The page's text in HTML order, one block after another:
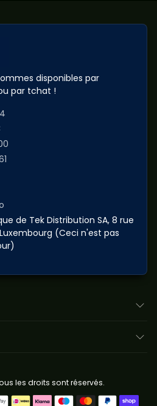
disponibles par
par tchat !
de Tek Distribution SA, 8 rue
(Ceci n'est pas
les droits sont réservés.